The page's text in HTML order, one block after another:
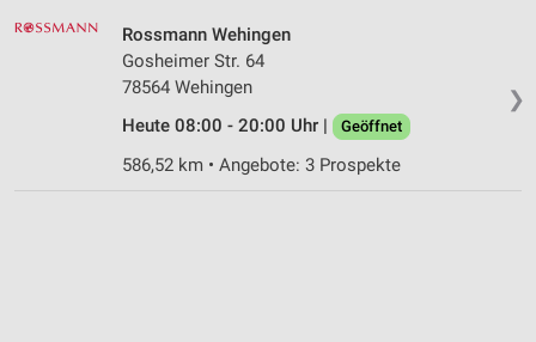
❯
Rossmann Wehingen
Gosheimer Str. 64
78564 Wehingen
Heute 08:00 - 20:00 Uhr |
Geöffnet
586,52 km • Angebote: 3 Prospekte